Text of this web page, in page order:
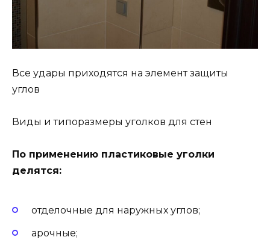
Все удары приходятся на элемент защиты
углов
Виды и типоразмеры уголков для стен
По применению пластиковые уголки
делятся:
отделочные для наружных углов;
арочные;